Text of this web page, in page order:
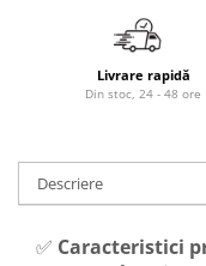
Trenulete & Seturi
Invatare prin Joaca
Livrare rapidă
Din stoc, 24 - 48 ore
Descriere
✅ Caracteristici